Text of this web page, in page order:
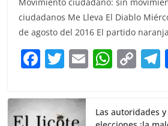
c
e
b
o
k
itt
er
ai
l
at
s
A
p
p
y
Li
n
ciudadanos Me Lleva El Diablo
de agosto del 2016 El partido
F
c
e
T
itt
er
E W
s
C
y
Las autoridades y